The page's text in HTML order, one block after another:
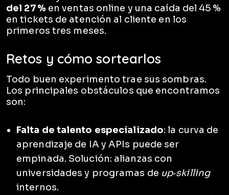
del 27 % en ventas online y una caída del 45 %
en tickets de atención al cliente en los
primeros tres meses.
Retos y cómo sortearlos
Todo buen experimento trae sus sombras.
Los principales obstáculos que encontramos
son:
Falta de talento especializado: la curva de
aprendizaje de IA y APIs puede ser
empinada. Solución: alianzas con
universidades y programas de up‑skilling
internos.